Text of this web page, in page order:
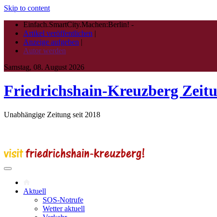
Skip to content
Einfach.SmartCity.Machen:Berlin! -
Artikel veröffentlichen |
Anzeige aufgeben |
Autor werden
Samstag, 08. August 2026
Friedrichshain-Kreuzberg
Unabhängige Zeitung seit 2018
Aktuell
SOS-Notrufe
Wetter aktuell